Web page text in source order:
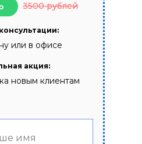
3500 рублей
имя
акция:
новым клиентам
или в офисе